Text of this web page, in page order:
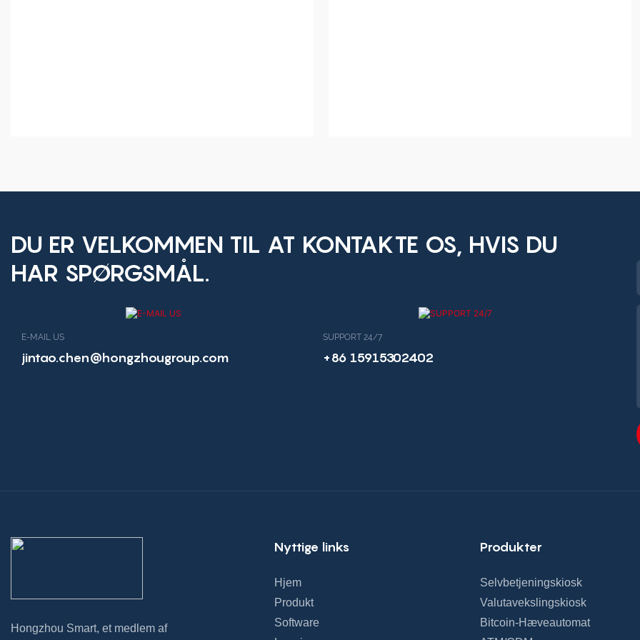
DU ER VELKOMMEN TIL AT KONTAKTE OS, HVIS DU
HAR SPØRGSMÅL.
E-MAIL US
jintao.chen@hongzhougroup.com
SUPPORT 24/7
+86 15915302402
Hongzhou Smart, et medlem af
Nyttige links
Hjem
Produkt
Software
Produkter
Selvbetjeningskiosk
Valutavekslingskiosk
Bitcoin-Hæveautomat